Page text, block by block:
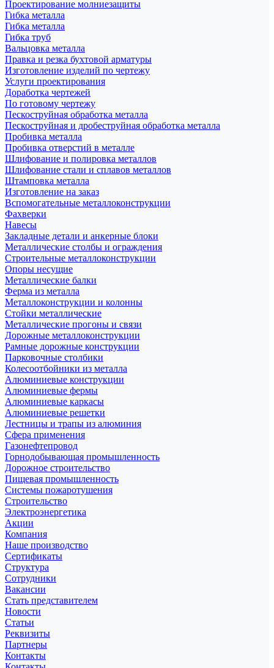
Проектирование молниезащиты
Гибка металла
Гибка металла
Гибка труб
Вальцовка металла
Правка и резка бухтовой арматуры
Изготовление изделий по чертежу
Услуги проектирования
Доработка чертежей
По готовому чертежу
Пескоструйная обработка металла
Пескоструйная и дробеструйная обработка металла
Пробивка металла
Пробивка отверстий в металле
Шлифование и полировка металлов
Шлифование стали и сплавов металлов
Штамповка металла
Изготовление на заказ
Вспомогательные металлоконструкции
Фахверки
Навесы
Закладные детали и анкерные блоки
Металлические столбы и ограждения
Строительные металлоконструкции
Опоры несущие
Металлические балки
Ферма из металла
Металлоконструкции и колонны
Стойки металлические
Металлические прогоны и связи
Дорожные металлоконструкции
Рамные дорожные конструкции
Парковочные столбики
Колесоотбойники из металла
Алюминиевые конструкции
Алюминиевые фермы
Алюминиевые каркасы
Алюминиевые решетки
Лестницы и трапы из алюминия
Сфера применения
Газонефтепровод
Горнодобывающая промышленность
Дорожное строительство
Пищевая промышленность
Системы пожаротушения
Строительство
Электроэнергетика
Акции
Компания
Наше производство
Сертификаты
Структура
Сотрудники
Вакансии
Стать представителем
Новости
Статьи
Реквизиты
Партнеры
Контакты